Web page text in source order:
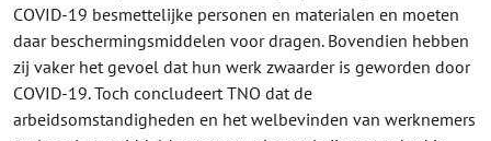
COVID-19 besmettelijke personen en materialen en moeten
daar beschermingsmiddelen voor dragen. Bovendien hebben
zij vaker het gevoel dat hun werk zwaarder is geworden door
COVID-19. Toch concludeert TNO dat de
arbeidsomstandigheden en het welbevinden van werknemers